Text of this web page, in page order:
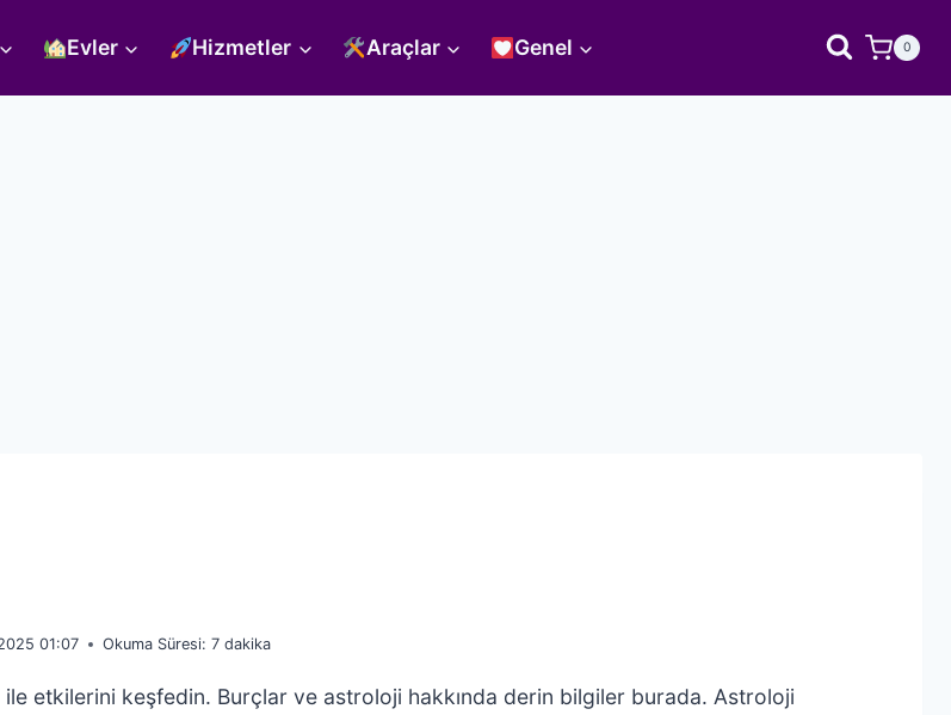
Evler Hizmetler Araçlar Genel 0
01:07 Okuma Süresi: 7dakika
etkilerini keşfedin. Burçlar ve astroloji hakkında derin bilgiler burada. Astroloji